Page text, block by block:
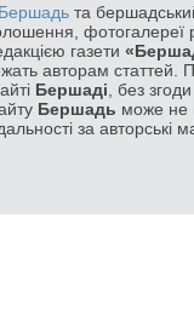
Бершадь та
фотогалереї
газети
авторам статтей.
Бершаді , без
Бершадь може не
за авторські